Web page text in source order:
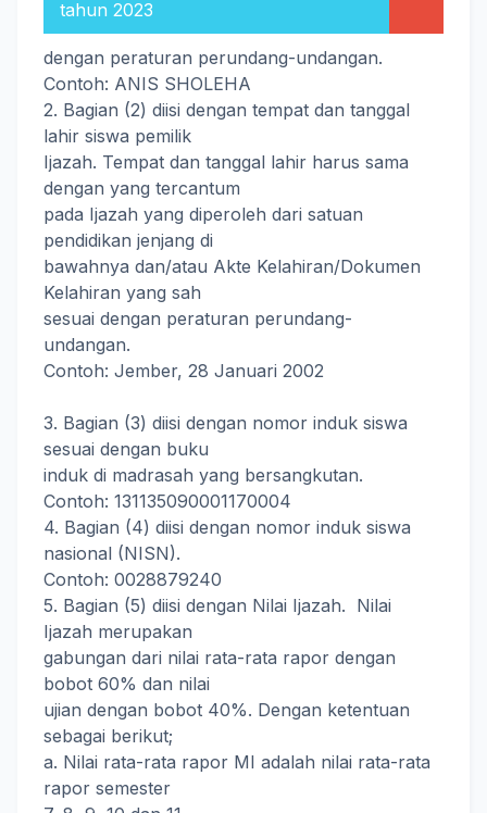
tahun 2023
dengan peraturan perundang-undangan.
Contoh: ANIS SHOLEHA
2. Bagian (2) diisi dengan tempat dan tanggal
lahir siswa pemilik
Ijazah. Tempat dan tanggal lahir harus sama
dengan yang tercantum
pada Ijazah yang diperoleh dari satuan
pendidikan jenjang di
bawahnya dan/atau Akte Kelahiran/Dokumen
Kelahiran yang sah
sesuai dengan peraturan perundang-
undangan.
Contoh: Jember, 28 Januari 2002
3. Bagian (3) diisi dengan nomor induk siswa
sesuai dengan buku
induk di madrasah yang bersangkutan.
Contoh: 131135090001170004
4. Bagian (4) diisi dengan nomor induk siswa
nasional (NISN).
Contoh: 0028879240
5. Bagian (5) diisi dengan Nilai Ijazah. Nilai
Ijazah merupakan
gabungan dari nilai rata-rata rapor dengan
bobot 60% dan nilai
ujian dengan bobot 40%. Dengan ketentuan
sebagai berikut;
a. Nilai rata-rata rapor MI adalah nilai rata-rata
rapor semester